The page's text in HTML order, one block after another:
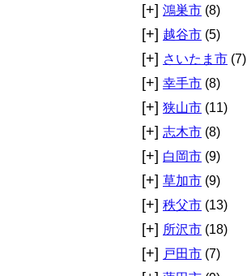
[+] 鴻巣市 (8)
[+] 越谷市 (5)
[+] さいたま市 (7)
[+] 幸手市 (8)
[+] 狭山市 (11)
[+] 志木市 (8)
[+] 白岡市 (9)
[+] 草加市 (9)
[+] 秩父市 (13)
[+] 所沢市 (18)
[+] 戸田市 (7)